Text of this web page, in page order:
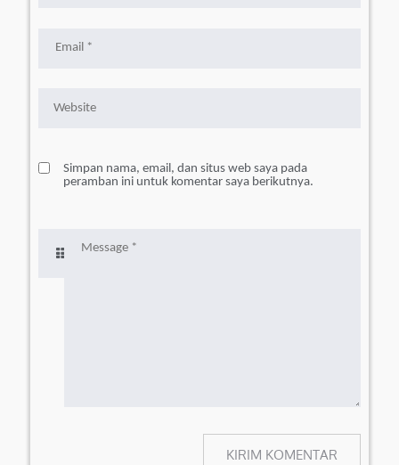
Simpan nama, email, dan situs web saya pada
peramban ini untuk komentar saya berikutnya.